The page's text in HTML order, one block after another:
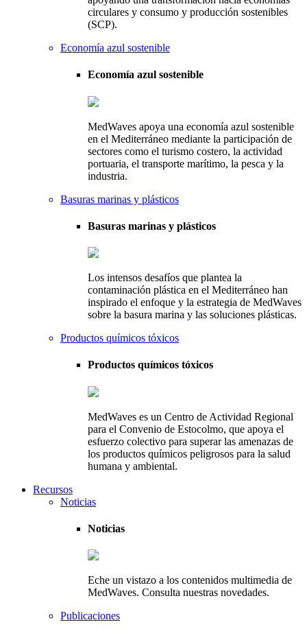
circulares y consumo y producción sostenibles
(SCP).
Economía azul sostenible
Economía azul sostenible
MedWaves apoya una economía azul sostenible
en el Mediterráneo mediante la participación de
sectores como el turismo costero, la actividad
portuaria, el transporte marítimo, la pesca y la
industria.
Basuras marinas y plásticos
Basuras marinas y plásticos
Los intensos desafíos que plantea la
contaminación plástica en el Mediterráneo han
inspirado el enfoque y la estrategia de MedWaves
sobre la basura marina y las soluciones plásticas.
Productos químicos tóxicos
Productos químicos tóxicos
MedWaves es un Centro de Actividad Regional
para el Convenio de Estocolmo, que apoya el
esfuerzo colectivo para superar las amenazas de
los productos químicos peligrosos para la salud
humana y ambiental.
Recursos
Noticias
Noticias
Eche un vistazo a los contenidos multimedia de
MedWaves. Consulta nuestras novedades.
Publicaciones